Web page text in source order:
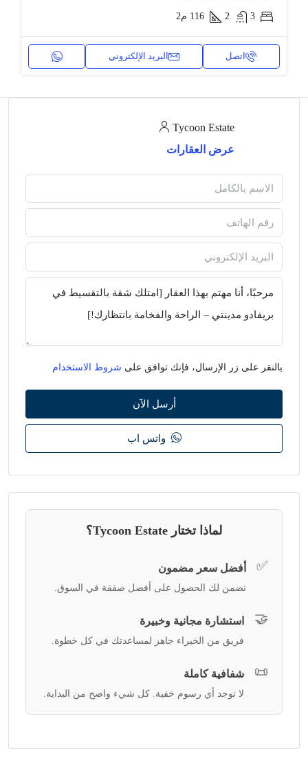
3
2
116 م2
اتصل البريد الإلكتروني
Tycoon Estate
عرض العقارات
بالنقر على زر الإرسال، فإنك توافق على شروط الاستخدام
أرسل الآن
واتس اب
لماذا تختار Tycoon Estate؟
✅ أفضل سعر مضمون
نضمن لك الحصول على أفضل صفقة في السوق.
🤝 استشارة مجانية وخبيرة
فريق من الخبراء جاهز لمساعدتك في كل خطوة.
📜 شفافية كاملة
لا توجد أي رسوم خفية. كل شيء واضح من البداية.